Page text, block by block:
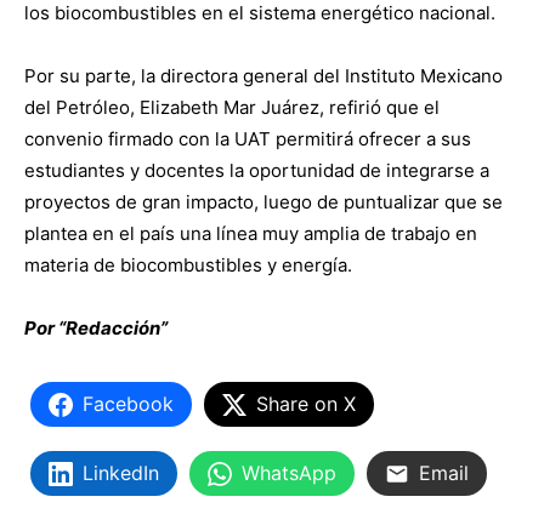
los biocombustibles en el sistema energético nacional.
Por su parte, la directora general del Instituto Mexicano
del Petróleo, Elizabeth Mar Juárez, refirió que el
convenio firmado con la UAT permitirá ofrecer a sus
estudiantes y docentes la oportunidad de integrarse a
proyectos de gran impacto, luego de puntualizar que se
plantea en el país una línea muy amplia de trabajo en
materia de biocombustibles y energía.
Por “Redacción”
Facebook Share on X
LinkedIn WhatsApp Email